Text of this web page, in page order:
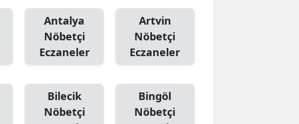
Antalya
Nöbetçi
Eczaneler
Artvin
Nöbetçi
Eczaneler
Bilecik
Nöbetçi
Bingöl
Nöbetçi